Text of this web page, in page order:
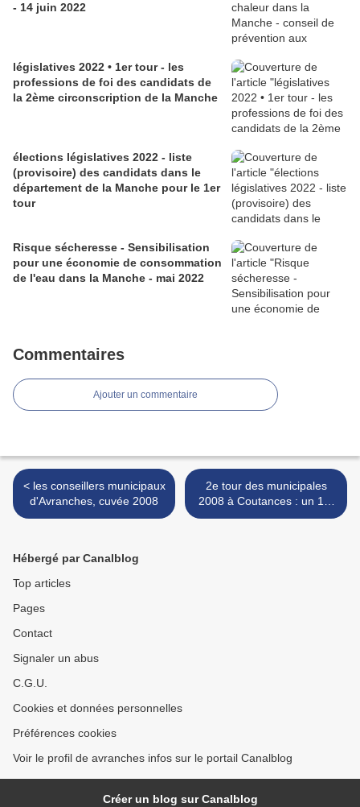
- 14 juin 2022
législatives 2022 • 1er tour - les
professions de foi des candidats de
la 2ème circonscription de la Manche
élections législatives 2022 - liste
(provisoire) des candidats dans le
département de la Manche pour le 1er
tour
Risque sécheresse - Sensibilisation
pour une économie de consommation
de l'eau dans la Manche - mai 2022
Commentaires
Ajouter un commentaire
< les conseillers municipaux
d'Avranches, cuvée 2008
2e tour des municipales
2008 à Coutances : un 1er
tour bis >
Hébergé par Canalblog
Top articles
Pages
Contact
Signaler un abus
C.G.U.
Cookies et données personnelles
Préférences cookies
Voir le profil de avranches infos sur le portail Canalblog
Créer un blog sur Canalblog